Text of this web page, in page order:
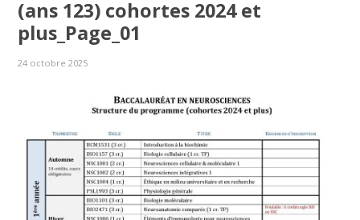
(ans 123) cohortes 2024 et
plus_Page_01
24 octobre 2025